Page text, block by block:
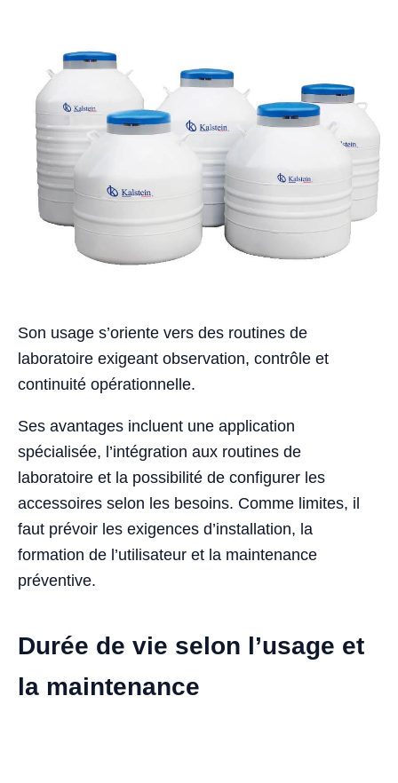
Son usage s’oriente vers des routines de
laboratoire exigeant observation, contrôle et
continuité opérationnelle.
Ses avantages incluent une application
spécialisée, l’intégration aux routines de
laboratoire et la possibilité de configurer les
accessoires selon les besoins. Comme limites, il
faut prévoir les exigences d’installation, la
formation de l’utilisateur et la maintenance
préventive.
Durée de vie selon l’usage et
la maintenance